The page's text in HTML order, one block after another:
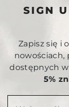
SIGN
Zapisz się i
nowościach,
dostępnych
5%